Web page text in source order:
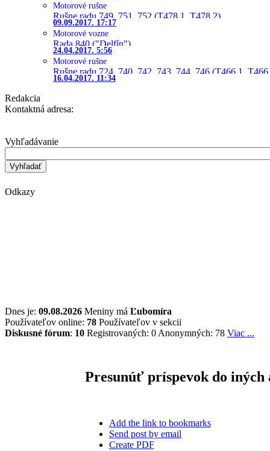
Motorové rušne
Rušne radu 749, 751, 752 (T478.1, T478.2)
09.09.2017. 17:17
Motorové vozne
Rada 840 ("Delfín")
24.04.2017. 5:56
Motorové rušne
Rušne radu 724, 740, 742, 743, 744, 746 (T466.1,
16.04.2017. 11:34
Redakcia
Kontaktná adresa:
Vyhľadávanie
Odkazy
Dnes je: 09.08.2026 Meniny má Ľubomíra
Používateľov online: 78 Používateľov v sekcii
Diskusné fórum: 10 Registrovaných: 0 Anonymných: 78 Viac ...
Presunúť príspevok do iných
Add the link to bookmarks
Send post by email
Create PDF